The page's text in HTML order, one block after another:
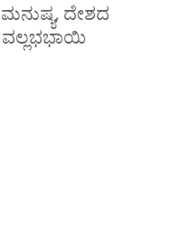
ದೇಶದ